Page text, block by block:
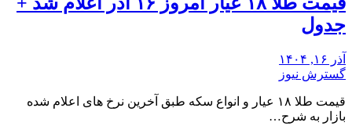
جدول
آذر ۱۶, ۱۴۰۴
گسترش نیوز
قیمت طلا ۱۸ عیار و انواع سکه طبق آخرین نرخ های اعلام شده
بازار به شرح…